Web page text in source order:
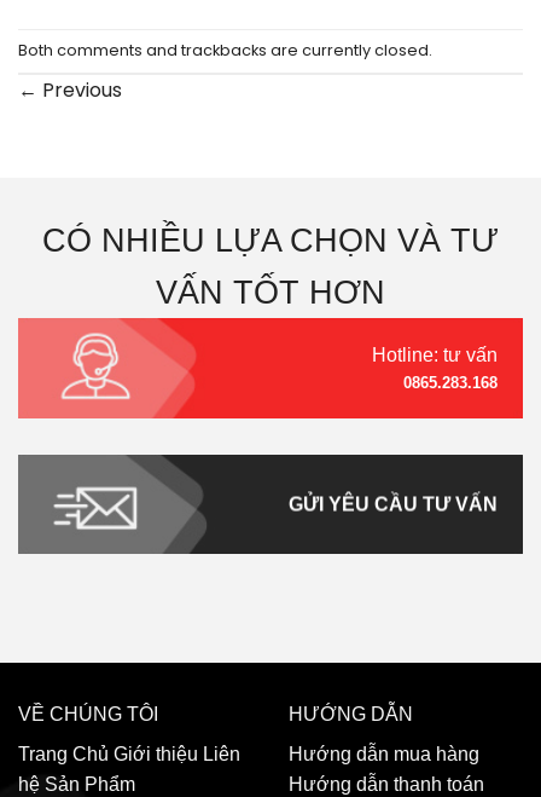
Both comments and trackbacks are currently closed.
← Previous
CÓ NHIỀU LỰA CHỌN VÀ TƯ
VẤN TỐT HƠN
Hotline: tư vấn
0865.283.168
GỬI YÊU CẦU TƯ VẤN
VỀ CHÚNG TÔI
Trang Chủ Giới thiệu Liên
hệ Sản Phẩm
HƯỚNG DẪN
Hướng dẫn mua hàng
Hướng dẫn thanh toán